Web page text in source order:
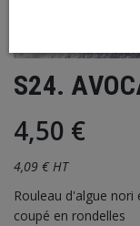
S24.
4,50 €
4,09 € HT
Rouleau d'algue
coupé en rondelles